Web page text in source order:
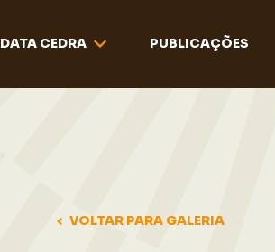
DATA CEDRA PUBLICAÇÕES
VOLTAR PARA GALERIA